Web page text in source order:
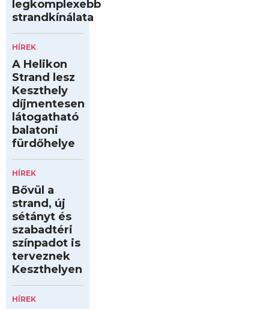
legkomplexebb
strandkínálata
HÍREK
A Helikon
Strand lesz
Keszthely
díjmentesen
látogatható
balatoni
fürdőhelye
HÍREK
Bővül a
strand, új
sétányt és
szabadtéri
színpadot is
terveznek
Keszthelyen
HÍREK